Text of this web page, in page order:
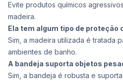
Evite produtos químicos
madeira.
Ela tem algum tipo de proteção
Sim, a madeira utilizada é tratada
ambientes de banho.
A bandeja suporta objetos
Sim, a bandeja é robusta e